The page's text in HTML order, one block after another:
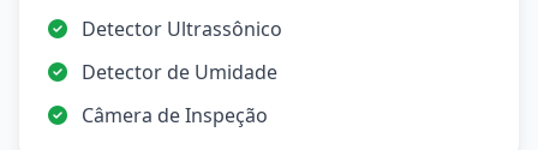
Detector Ultrassônico
Detector de Umidade
Câmera de Inspeção